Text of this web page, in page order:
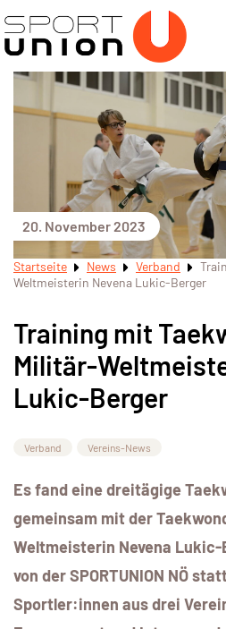
20. November 2023
Startseite News Verband
Weltmeisterin Nevena Lukic-Berger
Training mit
Militär-
Lukic-Berger
Verband Vereins-News
Es fand eine dreitägige
gemeinsam mit der
Weltmeisterin Nevena Lukic-
von der SPORTUNION NÖ
Sportler:innen aus drei